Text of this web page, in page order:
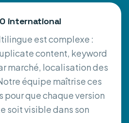
international
est complexe :
content, keyword
marché, localisation des
équipe maîtrise ces
pour que chaque version
soit visible dans son